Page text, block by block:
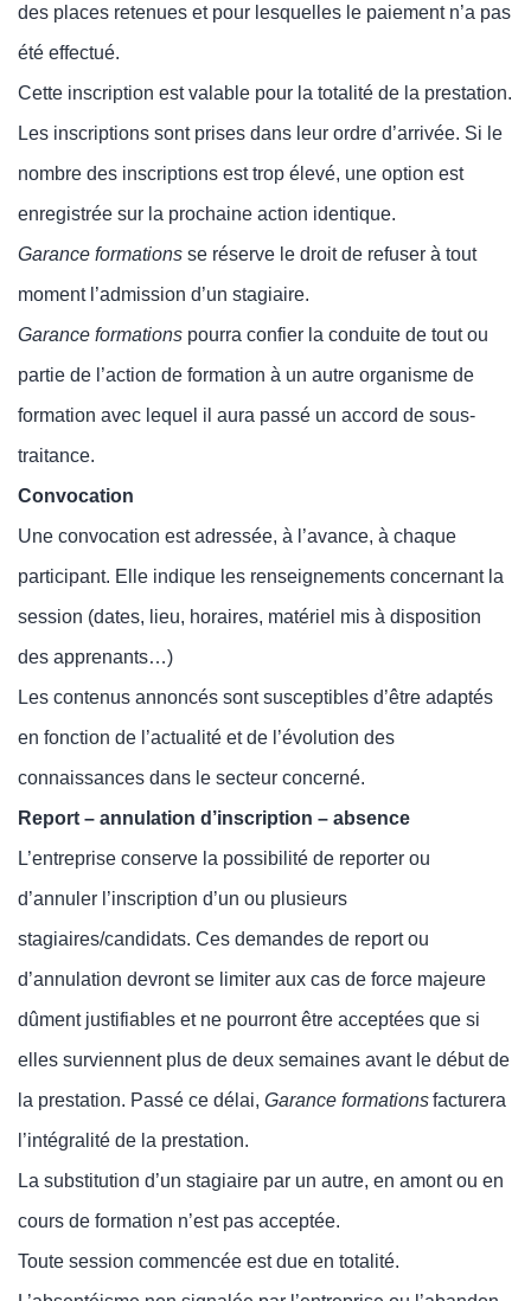
des places retenues et pour lesquelles le paiement n’a pas
été effectué.
Cette inscription est valable pour la totalité de la prestation.
Les inscriptions sont prises dans leur ordre d’arrivée. Si le
nombre des inscriptions est trop élevé, une option est
enregistrée sur la prochaine action identique.
Garance formations se réserve le droit de refuser à tout
moment l’admission d’un stagiaire.
Garance formations pourra confier la conduite de tout ou
partie de l’action de formation à un autre organisme de
formation avec lequel il aura passé un accord de sous-
traitance.
Convocation
Une convocation est adressée, à l’avance, à chaque
participant. Elle indique les renseignements concernant la
session (dates, lieu, horaires, matériel mis à disposition
des apprenants…)
Les contenus annoncés sont susceptibles d’être adaptés
en fonction de l’actualité et de l’évolution des
connaissances dans le secteur concerné.
Report – annulation d’inscription – absence
L’entreprise conserve la possibilité de reporter ou
d’annuler l’inscription d’un ou plusieurs
stagiaires/candidats. Ces demandes de report ou
d’annulation devront se limiter aux cas de force majeure
dûment justifiables et ne pourront être acceptées que si
elles surviennent plus de deux semaines avant le début de
la prestation. Passé ce délai, Garance formationsfacturera
l’intégralité de la prestation.
La substitution d’un stagiaire par un autre, en amont ou en
cours de formation n’est pas acceptée.
Toute session commencée est due en totalité.